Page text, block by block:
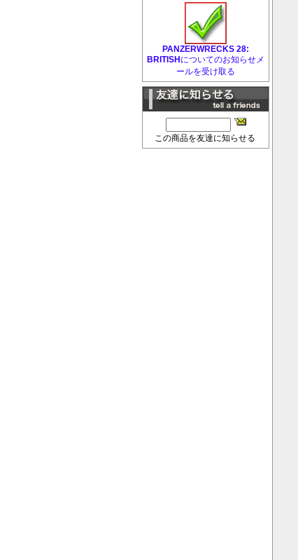
PANZERWRECKS 28:
BRITISH についてのお知らせメ
ールを受け取る
この商品を友達に知らせる